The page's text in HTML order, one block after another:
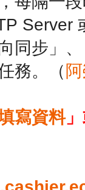
Server
同步」
務。（
寫資料